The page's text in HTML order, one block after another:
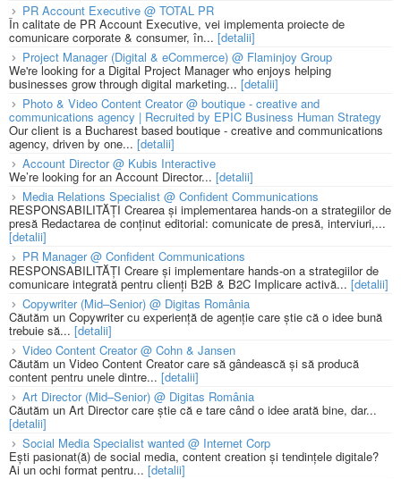
PR Account Executive @ TOTAL PR
În calitate de PR Account Executive, vei implementa proiecte de
comunicare corporate & consumer, în... [detalii]
Project Manager (Digital & eCommerce) @ Flaminjoy Group
We're looking for a Digital Project Manager who enjoys helping
businesses grow through digital marketing... [detalii]
Photo & Video Content Creator @ boutique - creative and
communications agency | Recruited by EPIC Business Human Strategy
Our client is a Bucharest based boutique - creative and communications
agency, driven by one... [detalii]
Account Director @ Kubis Interactive
We’re looking for an Account Director... [detalii]
Media Relations Specialist @ Confident Communications
RESPONSABILITĂȚI Crearea și implementarea hands-on a strategiilor de
presă Redactarea de conținut editorial: comunicate de presă, interviuri,...
[detalii]
PR Manager @ Confident Communications
RESPONSABILITĂȚI Creare și implementare hands-on a strategiilor de
comunicare integrată pentru clienți B2B & B2C Implicare activă... [detalii]
Copywriter (Mid–Senior) @ Digitas România
Căutăm un Copywriter cu experiență de agenție care știe că o idee bună
trebuie să... [detalii]
Video Content Creator @ Cohn & Jansen
Căutăm un Video Content Creator care să gândească și să producă
content pentru unele dintre... [detalii]
Art Director (Mid–Senior) @ Digitas România
Căutăm un Art Director care știe că e tare când o idee arată bine, dar...
[detalii]
Social Media Specialist wanted @ Internet Corp
Ești pasionat(ă) de social media, content creation și tendințele digitale?
Ai un ochi format pentru... [detalii]